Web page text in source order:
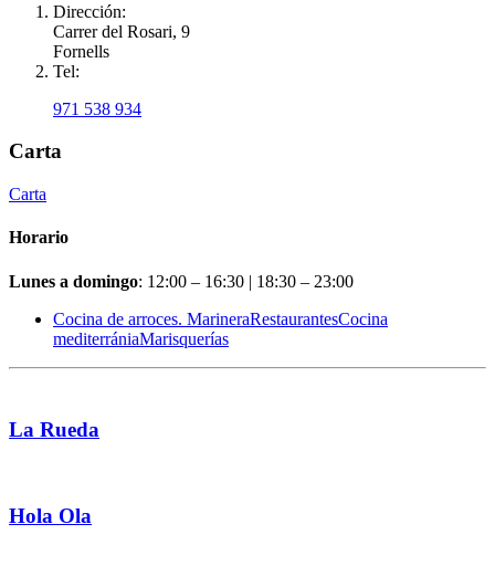
Dirección:
Carrer del Rosari, 9
Fornells
Tel:
971 538 934
Carta
Carta
Horario
Lunes a domingo: 12:00 – 16:30 | 18:30 – 23:00
Cocina de arroces. MarineraRestaurantesCocina
mediterrániaMarisquerías
La Rueda
Hola Ola